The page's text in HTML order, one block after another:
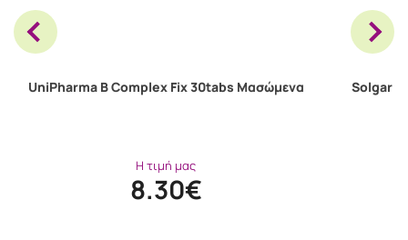
UniPharma B Complex Fix 30tabs Μασώμενα
Η τιμή μας
8.30€
Solgar